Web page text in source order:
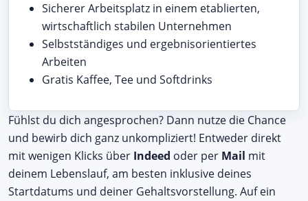
Sicherer Arbeitsplatz in einem etablierten,
wirtschaftlich stabilen Unternehmen
Selbstständiges und ergebnisorientiertes
Arbeiten
Gratis Kaffee, Tee und Softdrinks
Fühlst du dich angesprochen? Dann nutze die Chance
und bewirb dich ganz unkompliziert! Entweder direkt
mit wenigen Klicks über Indeed oder per Mail mit
deinem Lebenslauf, am besten inklusive deines
Startdatums und deiner Gehaltsvorstellung. Auf ein